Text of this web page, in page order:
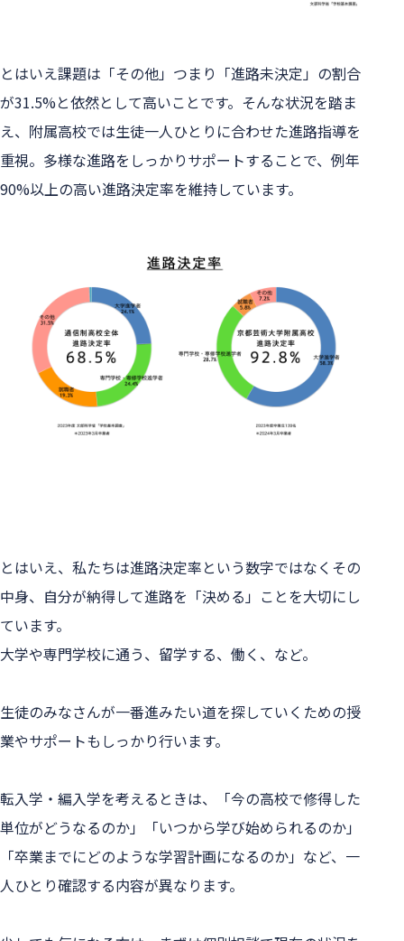
とはいえ課題は「その他」つまり「進路未決定」の割合
が31.5%と依然として高いことです。そんな状況を踏ま
え、附属高校では生徒一人ひとりに合わせた進路指導を
重視。多様な進路をしっかりサポートすることで、例年
90%以上の高い進路決定率を維持しています。
とはいえ、私たちは進路決定率という数字ではなくその
中身、自分が納得して進路を「決める」ことを大切にし
ています。
大学や専門学校に通う、留学する、働く、など。
生徒のみなさんが一番進みたい道を探していくための授
業やサポートもしっかり行います。
転入学・編入学を考えるときは、「今の高校で修得した
単位がどうなるのか」「いつから学び始められるのか」
「卒業までにどのような学習計画になるのか」など、一
人ひとり確認する内容が異なります。